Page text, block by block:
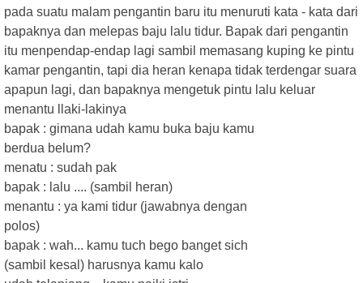
pada suatu malam pengantin baru itu menuruti kata - kata dari
bapaknya dan melepas baju lalu tidur. Bapak dari pengantin
itu menpendap-endap lagi sambil memasang kuping ke pintu
kamar pengantin, tapi dia heran kenapa tidak terdengar suara
apapun lagi, dan bapaknya mengetuk pintu lalu keluar
menantu llaki-lakinya
bapak : gimana udah kamu buka baju kamu
berdua belum?
menatu : sudah pak
bapak : lalu .... (sambil heran)
menantu : ya kami tidur (jawabnya dengan
polos)
bapak : wah... kamu tuch bego banget sich
(sambil kesal) harusnya kamu kalo